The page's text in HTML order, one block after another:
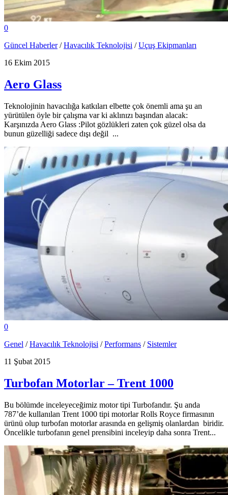
0
Güncel Haberler/Havacılık Teknolojisi /Uçuş Ekipmanları
16 Ekim 2015
Aero Glass
Teknolojinin havacılığa katkıları elbette çok önemli ama şu an
yürütülen öyle bir çalışma var ki aklınızı başından alacak:
Karşınızda Aero Glass :Pilot gözlükleri zaten çok güzel olsa da
bunun güzelliği sadece dışı değil ...
0
Genel /Havacılık Teknolojisi /Performans / Sistemler
11 Şubat 2015
Turbofan Motorlar – Trent 1000
Bu bölümde inceleyeceğimiz motor tipi Turbofandır. Şu anda
787’de kullanılan Trent 1000 tipi motorlar Rolls Royce firmasının
ürünü olup turbofan motorlar arasında en gelişmiş olanlardan biridir.
Öncelikle turbofanın genel prensibini inceleyip daha sonra Trent...